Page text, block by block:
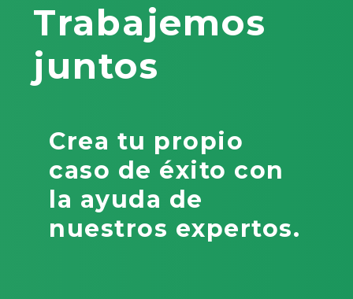
Trabajemos
juntos
Crea tu propio
caso de éxito con
la ayuda de
nuestros expertos.